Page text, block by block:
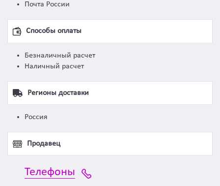
Почта России
Способы оплаты
Безналичный расчет
Наличный расчет
Регионы доставки
Россия
Продавец
Телефоны